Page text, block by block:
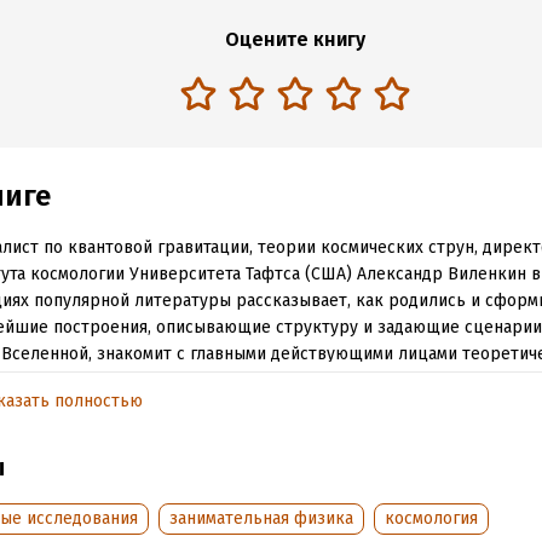
Оцените книгу
по квантовой гравитации, теории космических струн,
космологии Университета Тафтса (США) Александр Виленкин
популярной литературы рассказывает, как родились и
построения, описывающие структуру и задающие
знакомит с главными действующими лицами
к космологической философии. Творческий подход к
параллельно друг с другом. Эту идею – идею
и элегантность сделали ее одинаково привлекательной
полностью
исследования занимательная физика
космология